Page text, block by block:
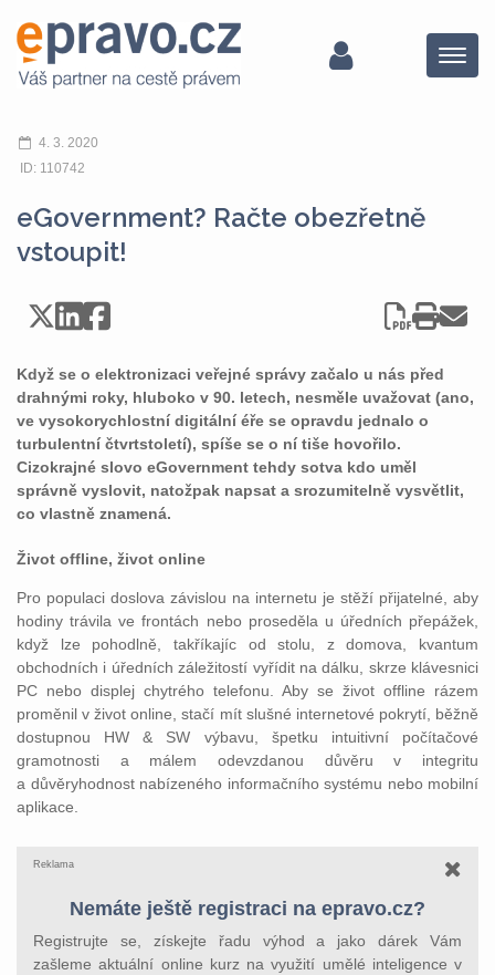
Menu
4. 3. 2020
ID: 110742
eGovernment? Račte obezřetně
vstoupit!
Když se o elektronizaci veřejné správy začalo u nás před
drahnými roky, hluboko v 90. letech, nesměle uvažovat (ano,
ve vysokorychlostní digitální éře se opravdu jednalo o
turbulentní čtvrtstoletí), spíše se o ní tiše hovořilo.
Cizokrajné slovo eGovernment tehdy sotva kdo uměl
správně vyslovit, natožpak napsat a srozumitelně vysvětlit,
co vlastně znamená.
Život offline, život online
Pro populaci doslova závislou na internetu je stěží přijatelné, aby
hodiny trávila ve frontách nebo proseděla u úředních přepážek,
když lze pohodlně, takříkajíc od stolu, z domova, kvantum
obchodních i úředních záležitostí vyřídit na dálku, skrze klávesnici
PC nebo displej chytrého telefonu. Aby se život offline rázem
proměnil v život online, stačí mít slušné internetové pokrytí, běžně
dostupnou HW & SW výbavu, špetku intuitivní počítačové
gramotnosti a málem odevzdanou důvěru v integritu
a důvěryhodnost nabízeného informačního systému nebo mobilní
aplikace.
Reklama
Nemáte ještě registraci na epravo.cz?
Registrujte se, získejte řadu výhod a jako dárek Vám
zašleme aktuální online kurz na využití umělé inteligence v